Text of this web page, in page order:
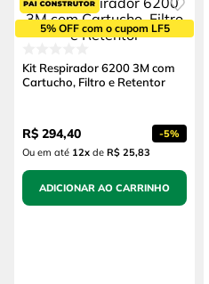
5% OFF com o cupom LF5
Kit Respirador 6200 3M com
Cartucho, Filtro e Retentor
R$ 294,40 -5%
Ou em até 12x de R$ 25,83
ADICIONAR AO CARRINHO